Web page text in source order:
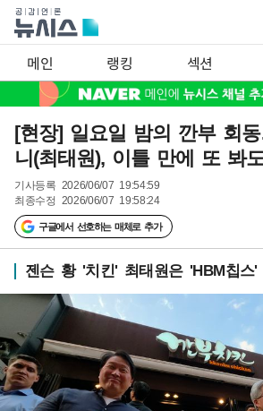
메인 랭킹 섹션
[현장] 일요일 밤의 깐부 회
니(최태원), 이틀 만에 또 봐
기사등록 2026/06/07 19:54:59
최종수정 2026/06/07 19:58:24
구글에서 선호하는 매체로 추가
젠슨 황 '치킨' 최태원은 'HBM칩스'